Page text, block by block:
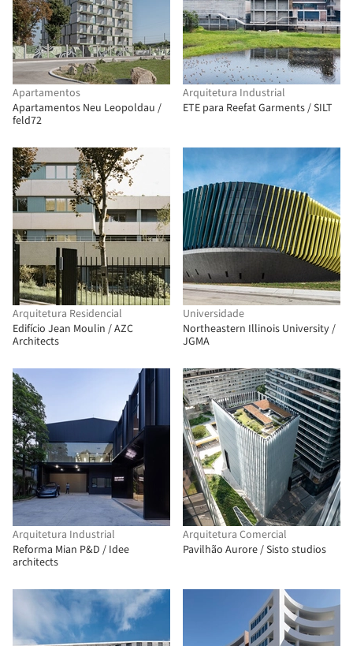
Apartamentos
Apartamentos Neu Leopoldau /
feld72
Arquitetura Industrial
ETE para Reefat Garments / SILT
Arquitetura Residencial
Edifício Jean Moulin / AZC
Architects
Universidade
Northeastern Illinois University /
JGMA
Arquitetura Industrial
Reforma Mian P&D / Idee
architects
Arquitetura Comercial
Pavilhão Aurore / Sisto studios